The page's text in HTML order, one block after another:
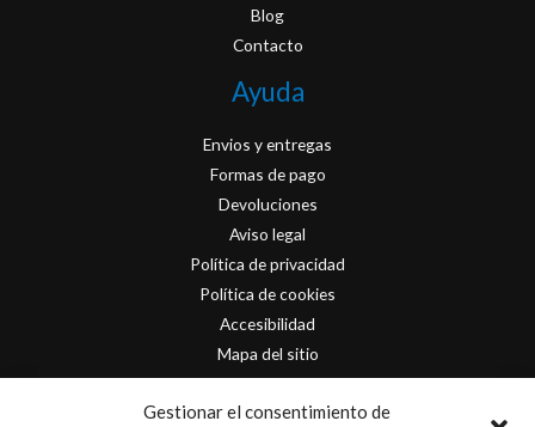
Gestionar el consentimiento de
Blog
Contacto
Ayuda
Envios y entregas
Formas de pago
Devoluciones
Aviso legal
Política de privacidad
Política de cookies
Accesibilidad
Mapa del sitio
Contacto